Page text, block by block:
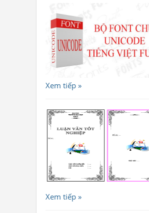
Xem tiếp »
Xem tiếp »